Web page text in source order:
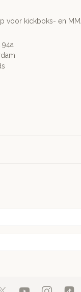
voor kickboks- en
94a